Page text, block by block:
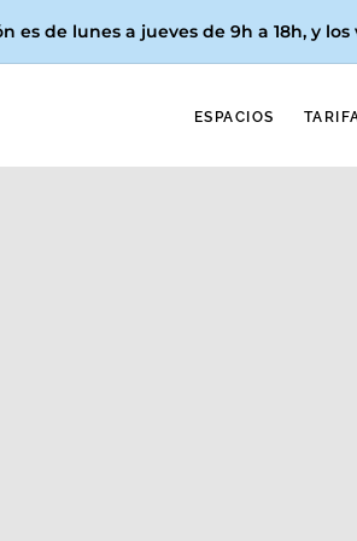
es de lunes a jueves de 9h a 18h, y los
ESPACIOS